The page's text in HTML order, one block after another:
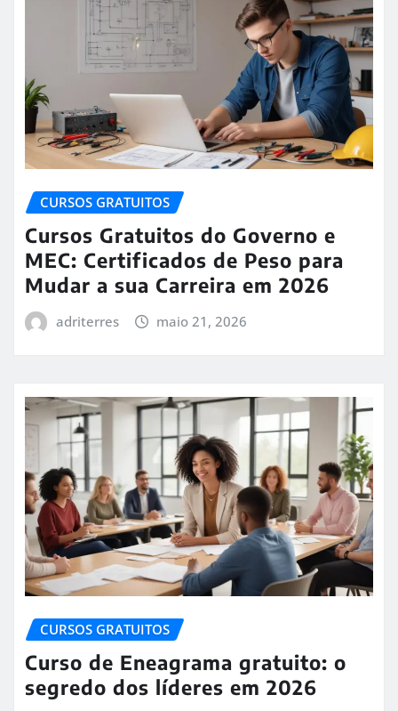
CURSOS GRATUITOS
Cursos Gratuitos do Governo e
MEC: Certificados de Peso para
Mudar a sua Carreira em 2026
adriterres maio 21, 2026
CURSOS GRATUITOS
Curso de Eneagrama gratuito: o
segredo dos líderes em 2026